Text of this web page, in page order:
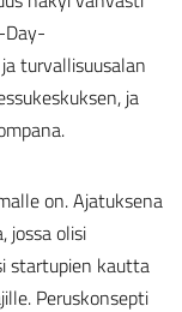
Day-
turvallisuusalan
ja
on. Ajatuksena
jossa olisi
startupien kautta
Peruskonsepti